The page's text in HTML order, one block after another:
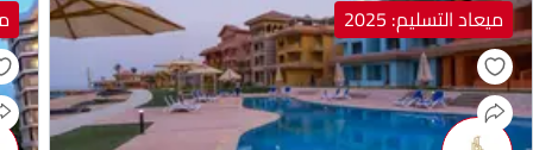
ميعاد التسليم: 2025